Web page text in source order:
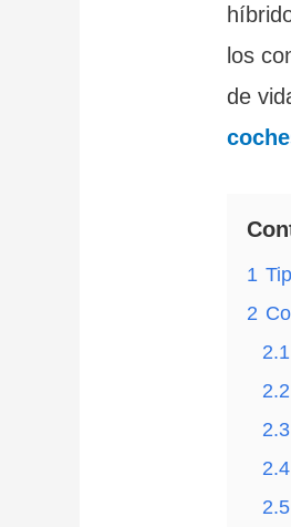
los
de
1
2
2.1
2.2
2.3
2.4
2.5